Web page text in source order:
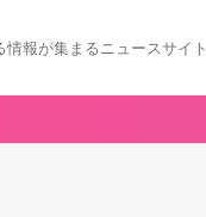
報が集まるニュースサイト